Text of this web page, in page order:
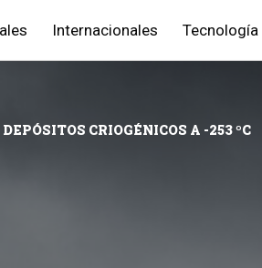
Internacionales Tecnología
CRIOGÉNICOS A -253 ºC